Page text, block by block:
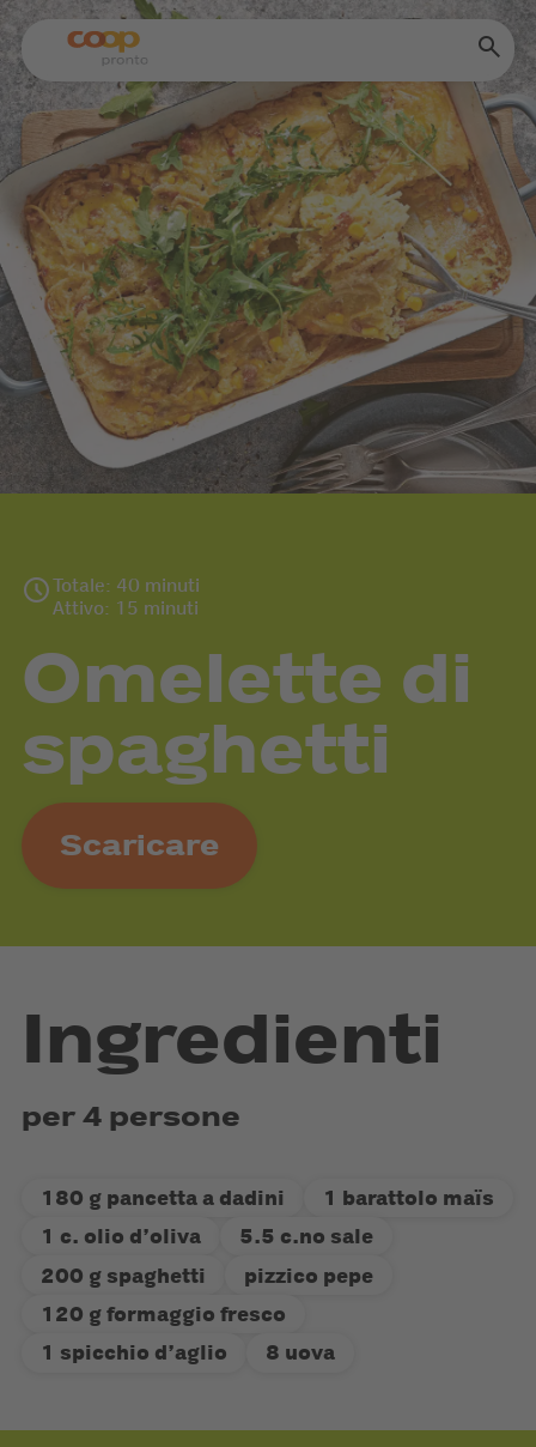
Totale: 40 minuti
Attivo: 15 minuti
Omelette di
spaghetti
Scaricare
Ingredienti
per 4 persone
180 g pancetta a dadini
1 barattolo maïs
1 c. olio d’oliva
5.5 c.no sale
200 g spaghetti
pizzico pepe
120 g formaggio fresco
1 spicchio d’aglio
8 uova